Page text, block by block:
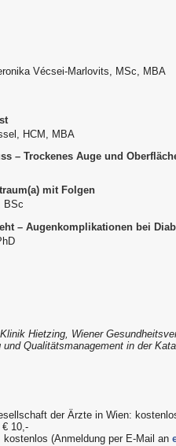
Vécsei-Marlovits, MSc, MBA
HCM, MBA
– Trockenes Auge und
mit Folgen
BSc
– Augenkomplikationen bei
Hietzing, Wiener
Qualitätsmanagement in der
der Ärzte in Wien:
€ 10,-
kostenlos (Anmeldung per E-Mail an